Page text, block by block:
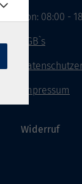
von: 08:00 -
AGB`s
Impressum
Widerruf